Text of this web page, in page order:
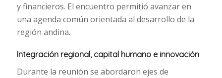
y financieros. El encuentro permitió avanzar en
una agenda común orientada al desarrollo de la
región andina.
Integración regional, capital humano e innovación
Durante la reunión se abordaron ejes de